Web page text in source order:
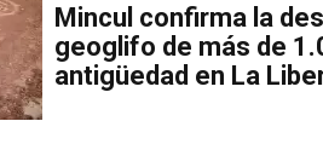
Mincul confirma la
geoglifo de más de
antigüedad en La